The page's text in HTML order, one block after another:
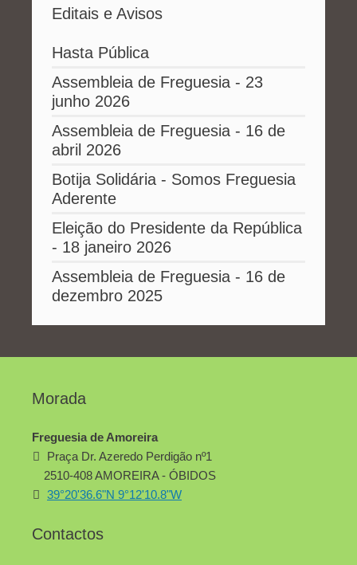
Editais e Avisos
Hasta Pública
Assembleia de Freguesia - 23
junho 2026
Assembleia de Freguesia - 16 de
abril 2026
Botija Solidária - Somos Freguesia
Aderente
Eleição do Presidente da República
- 18 janeiro 2026
Assembleia de Freguesia - 16 de
dezembro 2025
Morada
Freguesia de Amoreira
Praça Dr. Azeredo Perdigão nº1
2510-408 AMOREIRA - ÓBIDOS
39°20'36.6"N 9°12'10.8"W
Contactos